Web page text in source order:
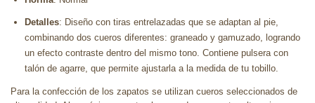
Detalles: Diseño con tiras entrelazadas que se adaptan al pie,
combinando dos cueros diferentes: graneado y gamuzado, logrando
un efecto contraste dentro del mismo tono. Contiene pulsera con
talón de agarre, que permite ajustarla a la medida de tu tobillo.
Para la confección de los zapatos se utilizan cueros seleccionados de